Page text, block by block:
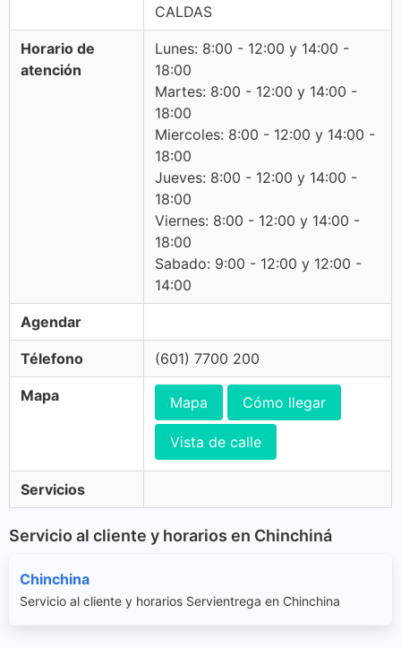
CALDAS
Horario de
atención
Lunes: 8:00 - 12:00 y 14:00 -
18:00
Martes: 8:00 - 12:00 y 14:00 -
18:00
Miercoles: 8:00 - 12:00 y 14:00 -
18:00
Jueves: 8:00 - 12:00 y 14:00 -
18:00
Viernes: 8:00 - 12:00 y 14:00 -
18:00
Sabado: 9:00 - 12:00 y 12:00 -
14:00
Agendar
Télefono (601) 7700 200
Mapa Mapa Cómo llegar
Vista de calle
Servicios
Servicio al cliente y horarios en Chinchiná
Chinchina
Servicio al cliente y horarios Servientrega en Chinchina